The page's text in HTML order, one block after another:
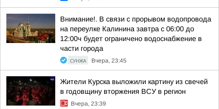
Внимание!. В связи с прорывом водопровода
на переулке Калинина завтра с 06:00 до
12:00ч будет ограничено водоснабжение в
части города
СУНЖА Вчера, 23:45
Жители Курска выложили картину из свечей
в годовщину вторжения ВСУ в регион
Вчера, 23:39